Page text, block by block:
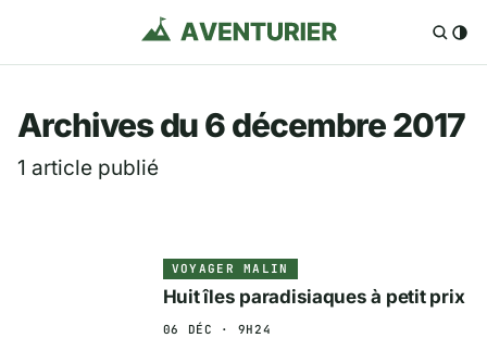
Aventurier.fr —
Archives du 6 décembre 2017
1 article publié
VOYAGER MALIN
Huit îles paradisiaques à petit prix
06 DÉC · 9H24